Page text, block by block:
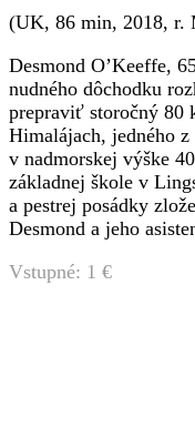
(UK, 86 min, 2018, r.
Desmond O’Keeffe,
nudného dôchodku
prepraviť storočný 80
Himalájach, jedného
v nadmorskej výške
základnej škole v
a pestrej posádky
Desmond a jeho
Vstupné: 1 €